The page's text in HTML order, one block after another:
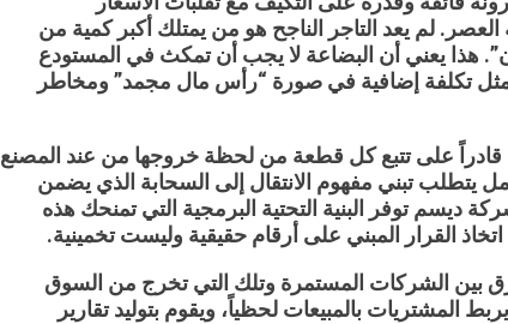
لم يعد التاجر الناجح هو من يمتلك أكبر كمية من
هذا يعني أن البضاعة لا يجب أن تمكث في المستودع
تكلفة إضافية في صورة “رأس مال مجمد” ومخاطر
قادراً على تتبع كل قطعة من لحظة خروجها من عند المصنع
يتطلب تبني مفهوم الانتقال إلى السحابة الذي يضمن
ديسم توفر البنية التحتية البرمجية التي تمنحك هذه
القرار المبني على أرقام حقيقية وليست تخمينية.
بين الشركات المستمرة وتلك التي تخرج من السوق
يربط المشتريات بالمبيعات لحظياً، ويقوم بتوليد تقارير